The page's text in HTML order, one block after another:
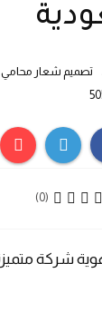
تصميم شعار
(0)